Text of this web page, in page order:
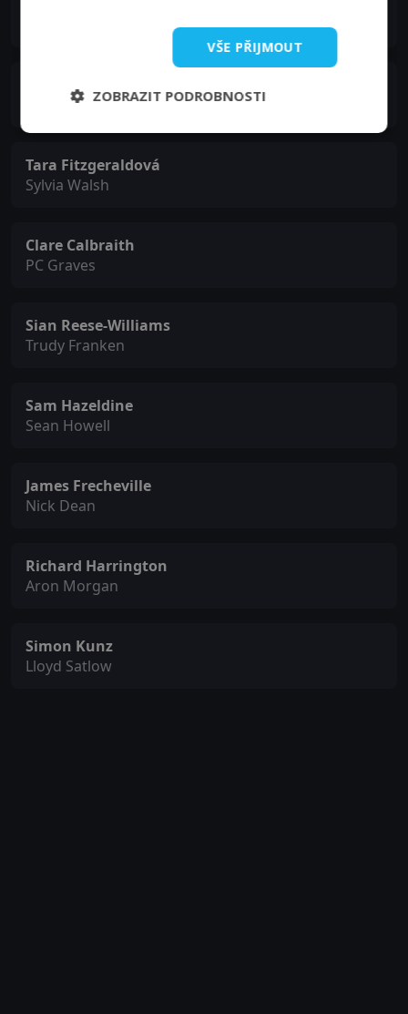
Claire Rushbrook
Rose Morgan
Tara Fitzgeraldová
Sylvia Walsh
Clare Calbraith
PC Graves
Sian Reese-Williams
Trudy Franken
Sam Hazeldine
Sean Howell
James Frecheville
Nick Dean
Richard Harrington
Aron Morgan
Simon Kunz
Lloyd Satlow
VŠE PŘIJMOUT
ZOBRAZIT PODROBNOSTI